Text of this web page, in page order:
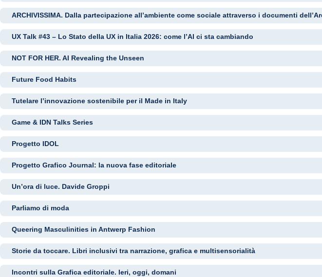
ARCHIVISSIMA. Dalla partecipazione all’ambiente come sociale attraverso i documenti
UX Talk #43 – Lo Stato della UX in Italia 2026: come l’AI ci sta cambiando
NOT FOR HER. AI Revealing the Unseen
Future Food Habits
Tutelare l’innovazione sostenibile per il Made in Italy
Game & IDN Talks Series
Progetto IDOL
Progetto Grafico Journal: la nuova fase editoriale
Un’ora di luce. Davide Groppi
Parliamo di moda
Queering Masculinities in Antwerp Fashion
Storie da toccare. Libri inclusivi tra narrazione, grafica e multisensorialità
Incontri sulla Grafica editoriale. Ieri, oggi, domani